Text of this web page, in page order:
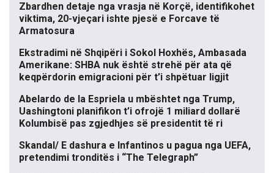
Zbardhen detaje nga vrasja në Korçë, identifikohet
viktima, 20-vjeçari ishte pjesë e Forcave të
Armatosura
Ekstradimi në Shqipëri i Sokol Hoxhës, Ambasada
Amerikane: SHBA nuk është strehë për ata që
keqpërdorin emigracioni për t’i shpëtuar ligjit
Abelardo de la Espriela u mbështet nga Trump,
Uashingtoni planifikon t’i ofrojë 1 miliard dollarë
Kolumbisë pas zgjedhjes së presidentit të ri
Skandal/ E dashura e Infantinos u pagua nga UEFA,
pretendimi tronditës i “The Telegraph”